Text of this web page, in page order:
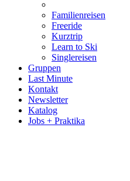
Familienreisen
Freeride
Kurztrip
Learn to Ski
Singlereisen
Gruppen
Last Minute
Kontakt
Newsletter
Katalog
Jobs + Praktika